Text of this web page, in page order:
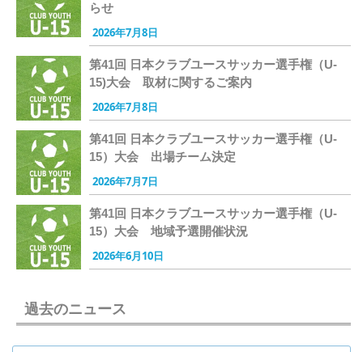
らせ
2026年7月8日
第41回 日本クラブユースサッカー選手権（U-
15)大会 取材に関するご案内
2026年7月8日
第41回 日本クラブユースサッカー選手権（U-
15）大会 出場チーム決定
2026年7月7日
第41回 日本クラブユースサッカー選手権（U-
15）大会 地域予選開催状況
2026年6月10日
過去のニュース